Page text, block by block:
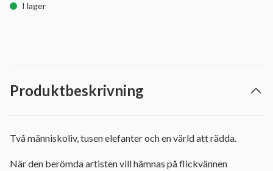
I lager
Produktbeskrivning
Två människoliv, tusen elefanter och en värld att rädda.
När den berömda artisten vill hämnas på flickvännen